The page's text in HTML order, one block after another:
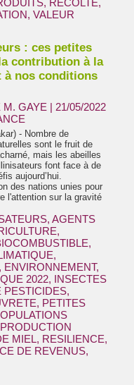
, RÉCOLTE,
, VALEUR
: ces petites
contribution à la
à nos conditions
M. GAYE | 21/05/2022
- Nombre de
sont le fruit de
mais les abeilles
font face à de
aujourd’hui.
des nations unies pour
l'attention sur la gravité
, AGENTS
,
,
,
, ENVIRONNEMENT,
2022, INSECTES
PESTICIDES,
, PETITES
PRODUCTION
MIEL, RESILIENCE,
DE REVENUS,